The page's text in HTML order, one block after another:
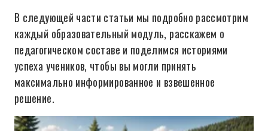
В следующей части статьи мы подробно рассмотрим
каждый образовательный модуль, расскажем о
педагогическом составе и поделимся историями
успеха учеников, чтобы вы могли принять
максимально информированное и взвешенное
решение.